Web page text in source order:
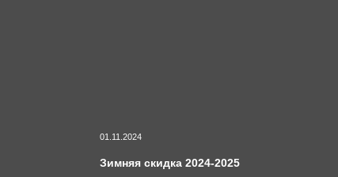
01.11.2024
Зимняя скидка 2024-2025